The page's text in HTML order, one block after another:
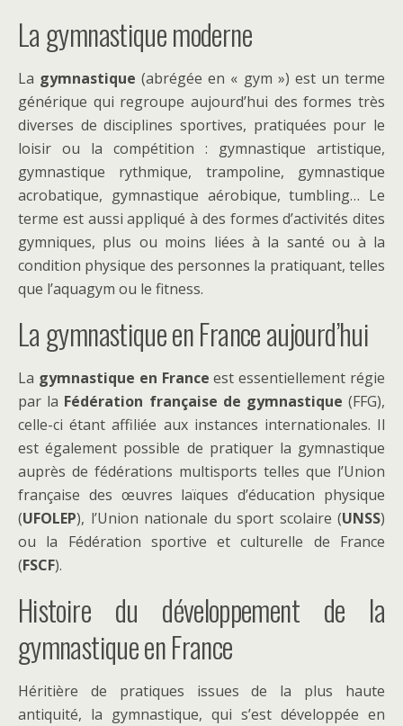
La gymnastique moderne
La gymnastique (abrégée en « gym ») est un terme
générique qui regroupe aujourd’hui des formes très
diverses de disciplines sportives, pratiquées pour le
loisir ou la compétition : gymnastique artistique,
gymnastique rythmique, trampoline, gymnastique
acrobatique, gymnastique aérobique, tumbling… Le
terme est aussi appliqué à des formes d’activités dites
gymniques, plus ou moins liées à la santé ou à la
condition physique des personnes la pratiquant, telles
que l’aquagym ou le fitness.
La gymnastique en France aujourd’hui
La gymnastique en France est essentiellement régie
par la Fédération française de gymnastique (FFG),
celle-ci étant affiliée aux instances internationales. Il
est également possible de pratiquer la gymnastique
auprès de fédérations multisports telles que l’Union
française des œuvres laïques d’éducation physique
(UFOLEP), l’Union nationale du sport scolaire (UNSS)
ou la Fédération sportive et culturelle de France
(FSCF).
Histoire du développement de la
gymnastique en France
Héritière de pratiques issues de la plus haute
antiquité, la gymnastique, qui s’est développée en